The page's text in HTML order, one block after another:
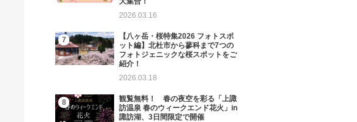
2026.03.16
【八ヶ岳・桜特集2026 フォトスポ
ット編】北杜市から蓼科まで7つの
フォトジェニックな桜スポットをご
紹介！
2026.03.18
観覧無料！ 春の夜空を彩る「上諏
訪温泉 春のウィークエンド花火」in
諏訪湖、3日間限定で開催